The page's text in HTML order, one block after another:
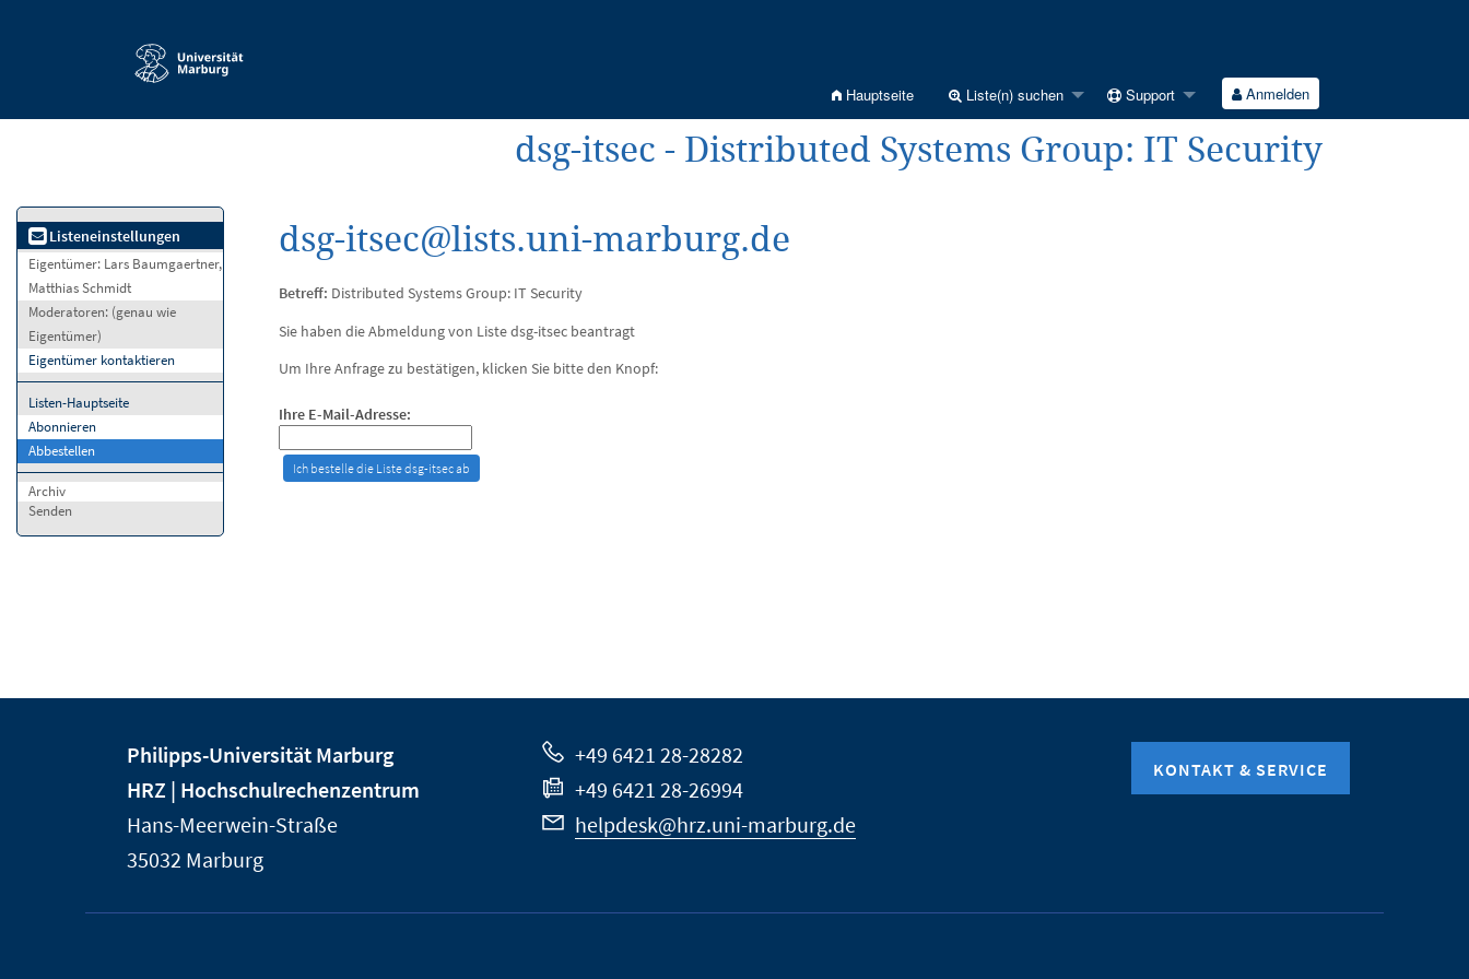
Hauptseite Liste(n) suchen Support Anmelden
dsg-itsec - Distributed Systems Group: IT Security
Listeneinstellungen
Eigentümer: Lars Baumgaertner,
Matthias Schmidt
Moderatoren: (genau wie
Eigentümer)
Eigentümer kontaktieren
Listen-Hauptseite
Abonnieren
Abbestellen
Archiv
Senden
dsg-itsec@lists.uni-marburg.de
Betreff: Distributed Systems Group: IT Security
Sie haben die Abmeldung von Liste dsg-itsec beantragt
Um Ihre Anfrage zu bestätigen, klicken Sie bitte den Knopf:
Ihre E-Mail-Adresse:
Informationen
der
Universität
Marburg
Philipps-Universität Marburg
HRZ | Hochschulrechenzentrum
Hans-Meerwein-Straße
35032 Marburg
+49 6421 28-28282
+49 6421 28-26994
helpdesk@hrz.uni-marburg.de
KONTAKT & SERVICE